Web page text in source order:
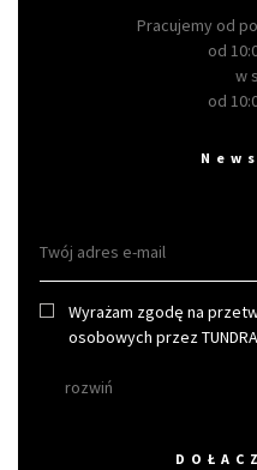
Pracujemy od
od
w
od
Wyrażam zgodę na
osobowych przez
rozwiń